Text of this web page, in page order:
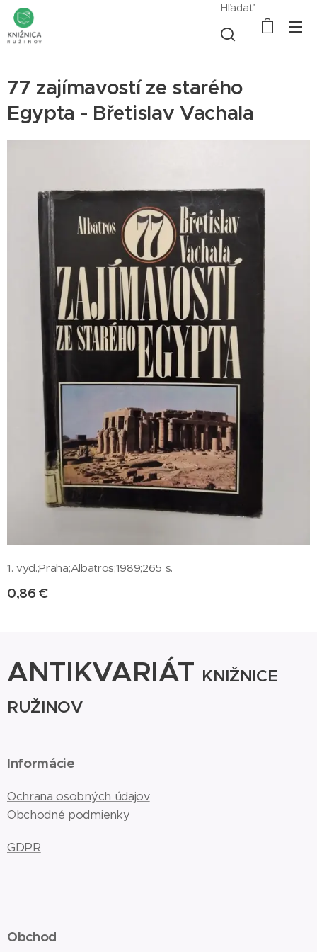
Hľadať
77 zajímavostí ze starého
Egypta - Břetislav Vachala
1. vyd.;Praha;Albatros;1989;265 s.
0,86 €
ANTIKVARIÁT KNIŽNICE
RUŽINOV
Informácie
Ochrana osobných údajov
Obchodné podmienky
GDPR
Obchod